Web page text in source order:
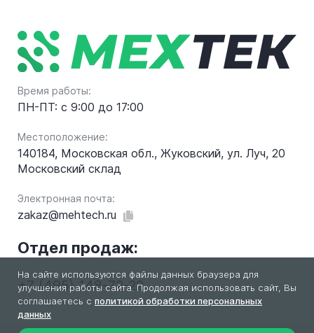
Время работы:
ПН-ПТ: с 9:00 до 17:00
Местоположение:
140184, Московская обл., Жуковский, ул. Луч, 20
Московский склад
Электронная почта:
zakaz@mehtech.ru
Отдел продаж:
+7 (495) 148-72-22
На сайте используются файлы данных браузера для
улучшения работы сайта. Продолжая использовать сайт, Вы
соглашаетесь с политикой обработки персональных
данных